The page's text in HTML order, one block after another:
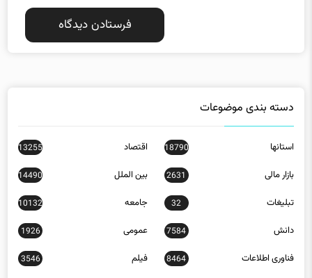
دسته بندی موضوعات
استانها 18790 اقتصاد 13255
بازار مالی 2631 بین الملل 14490
تبلیغات 32 جامعه 10132
دانش 7584 عمومی 1926
فناوری اطلاعات 8464 فیلم 3546